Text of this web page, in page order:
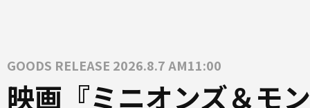
GOODS RELEASE 2026.8.7 AM11:00
映画『ミニオンズ＆モン